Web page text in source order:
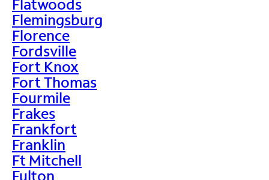
Flatwoods
Flemingsburg
Florence
Fordsville
Fort Knox
Fort Thomas
Fourmile
Frakes
Frankfort
Franklin
Ft Mitchell
Fulton